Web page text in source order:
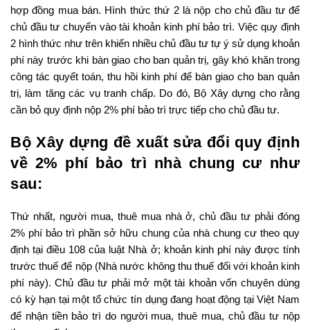
hợp đồng mua bán. Hình thức thứ 2 là nộp cho chủ đầu tư để
chủ đầu tư chuyển vào tài khoản kinh phí bảo trì. Việc quy định
2 hình thức như trên khiến nhiều chủ đầu tư tự ý sử dụng khoản
phí này trước khi bàn giao cho ban quản trị, gây khó khăn trong
công tác quyết toán, thu hồi kinh phí để bàn giao cho ban quản
trị, làm tăng các vụ tranh chấp. Do đó, Bộ Xây dựng cho rằng
cần bỏ quy định nộp 2% phí bảo trì trực tiếp cho chủ đầu tư.
Bộ Xây dựng đề xuất sửa đổi quy định
về 2% phí bảo trì nhà chung cư như
sau:
Thứ nhất, người mua, thuê mua nhà ở, chủ đầu tư phải đóng
2% phí bảo trì phần sở hữu chung của nhà chung cư theo quy
định tại điều 108 của luật Nhà ở; khoản kinh phí này được tính
trước thuế để nộp (Nhà nước không thu thuế đối với khoản kinh
phí này). Chủ đầu tư phải mở một tài khoản vốn chuyên dùng
có kỳ hạn tại một tổ chức tín dụng đang hoạt động tại Việt Nam
để nhận tiền bảo trì do người mua, thuê mua, chủ đầu tư nộp